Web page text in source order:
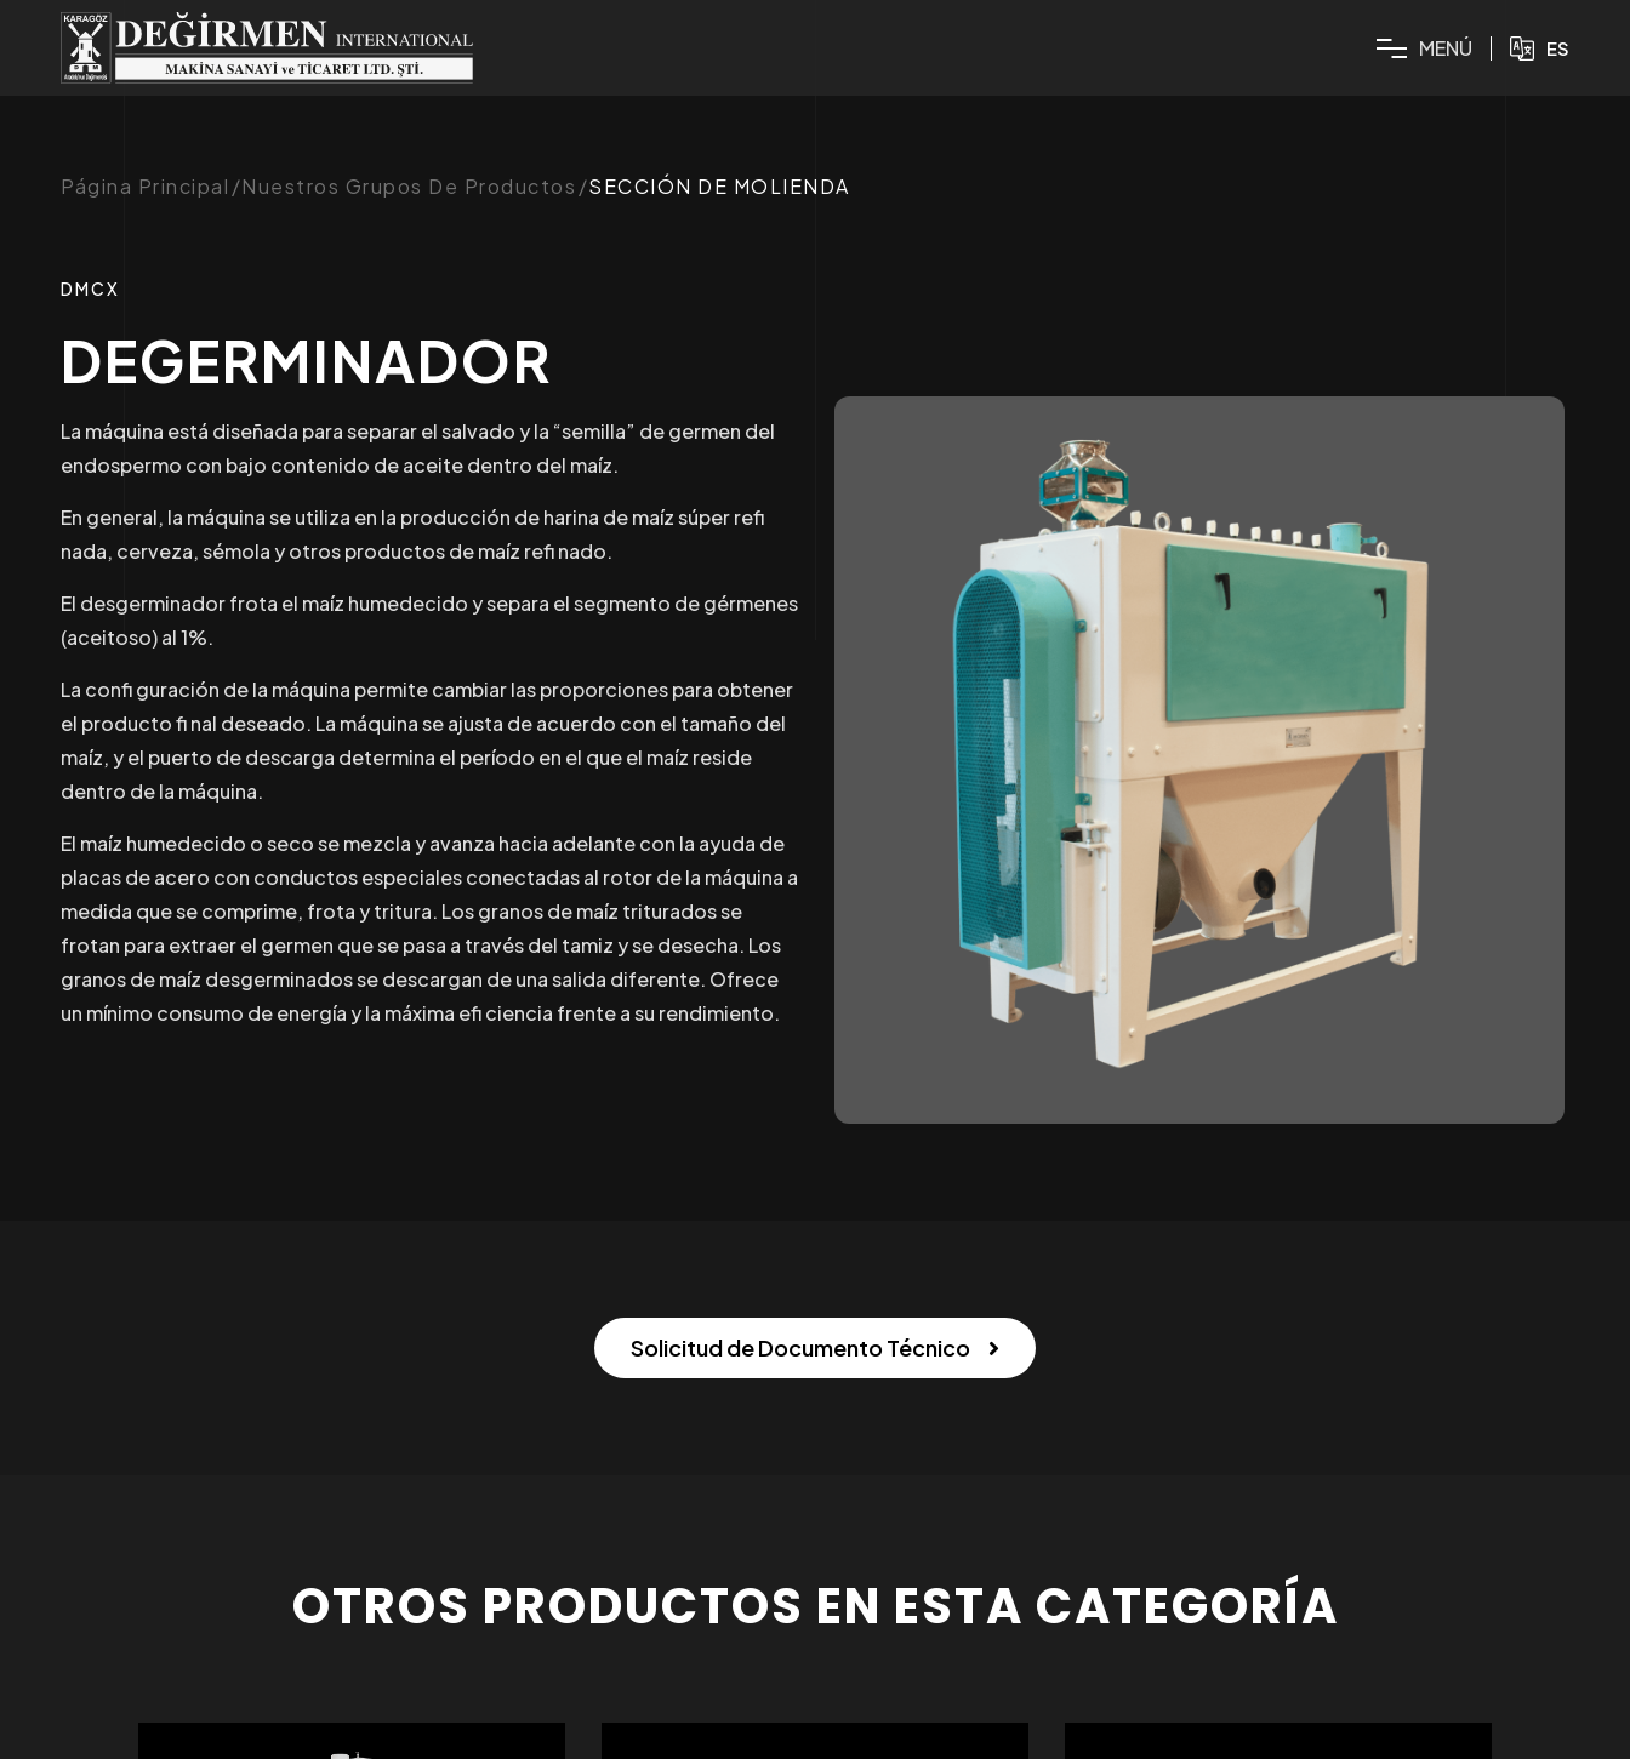
MENÚ ES
Página Principal Nuestros Grupos De Productos SECCIÓN DE MOLIENDA
DMCX
DEGERMINADOR
La máquina está diseñada para separar el salvado y la “semilla” de germen del
endospermo con bajo contenido de aceite dentro del maíz.
En general, la máquina se utiliza en la producción de harina de maíz súper refi
nada, cerveza, sémola y otros productos de maíz refi nado.
El desgerminador frota el maíz humedecido y separa el segmento de gérmenes
(aceitoso) al 1%.
La confi guración de la máquina permite cambiar las proporciones para obtener
el producto fi nal deseado. La máquina se ajusta de acuerdo con el tamaño del
maíz, y el puerto de descarga determina el período en el que el maíz reside
dentro de la máquina.
El maíz humedecido o seco se mezcla y avanza hacia adelante con la ayuda de
placas de acero con conductos especiales conectadas al rotor de la máquina a
medida que se comprime, frota y tritura. Los granos de maíz triturados se
frotan para extraer el germen que se pasa a través del tamiz y se desecha. Los
granos de maíz desgerminados se descargan de una salida diferente. Ofrece
un mínimo consumo de energía y la máxima efi ciencia frente a su rendimiento.
Solicitud de Documento Técnico
OTROS PRODUCTOS EN ESTA CATEGORÍA